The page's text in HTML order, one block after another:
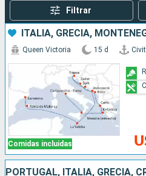
Filtrar
Comidas incluidas
Queen Victoria 15 d